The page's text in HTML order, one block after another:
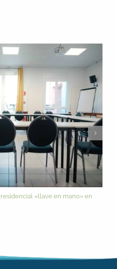
«llave en mano» en